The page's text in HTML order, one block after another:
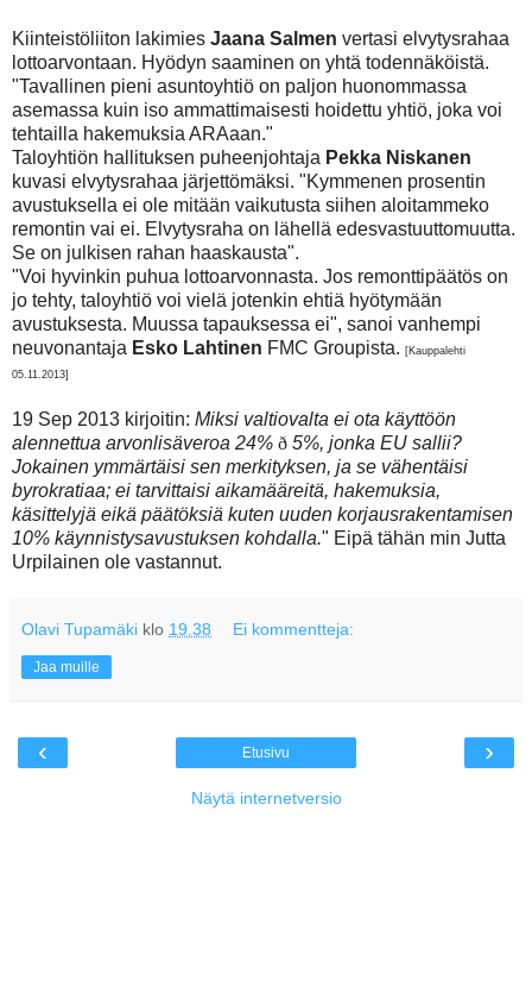
Kiinteistöliiton lakimies Jaana Salmen vertasi elvytysrahaa
lottoarvontaan. Hyödyn saaminen on yhtä todennäköistä.
"Tavallinen pieni asuntoyhtiö on paljon huonommassa
asemassa kuin iso ammattimaisesti hoidettu yhtiö, joka voi
tehtailla hakemuksia ARAaan."
Taloyhtiön hallituksen puheenjohtaja Pekka Niskanen
kuvasi elvytysrahaa järjettömäksi. "Kymmenen prosentin
avustuksella ei ole mitään vaikutusta siihen aloitammeko
remontin vai ei. Elvytysraha on lähellä edesvastuuttomuutta.
Se on julkisen rahan haaskausta".
"Voi hyvinkin puhua lottoarvonnasta. Jos remonttipäätös on
jo tehty, taloyhtiö voi vielä jotenkin ehtiä hyötymään
avustuksesta. Muussa tapauksessa ei", sanoi vanhempi
neuvonantaja Esko Lahtinen FMC Groupista. [Kauppalehti
05.11.2013]
19 Sep 2013 kirjoitin: Miksi valtiovalta ei ota käyttöön
alennettua arvonlisäveroa 24% ð 5%, jonka EU sallii?
Jokainen ymmärtäisi sen merkityksen, ja se vähentäisi
byrokratiaa; ei tarvittaisi aikamääreitä, hakemuksia,
käsittelyjä eikä päätöksiä kuten uuden korjausrakentamisen
10% käynnistysavustuksen kohdalla." Eipä tähän min Jutta
Urpilainen ole vastannut.
Olavi Tupamäki klo 19.38 Ei kommentteja:
Jaa muille
‹ ›
Etusivu
Näytä internetversio